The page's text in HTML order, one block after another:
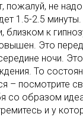
пожалуй, не
1.5-2.5
близком к
Это
ночи.
То
– посмотрите
со образом
и у